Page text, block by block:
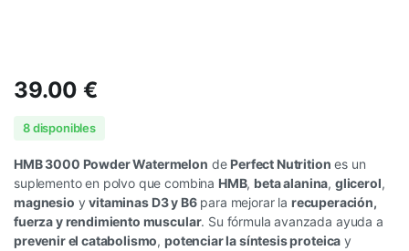
39.00€
8 disponibles
HMB 3000 Powder Watermelon de Perfect Nutrition es un
suplemento en polvo que combina HMB, beta alanina, glicerol,
magnesio yvitaminas D3 y B6para mejorar la recuperación,
fuerza y rendimiento muscular. Su fórmula avanzada ayuda a
prevenir el catabolismo,potenciar la síntesis proteica y